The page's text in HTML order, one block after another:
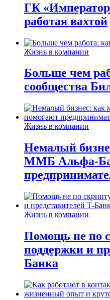
ГК
работая вахтой
Жизнь в компании
Больше чем
сообщества
Жизнь в компании
Немалый
ММБ Альфа-
Жизнь в компании
Помощь не по
поддержки и
Банка